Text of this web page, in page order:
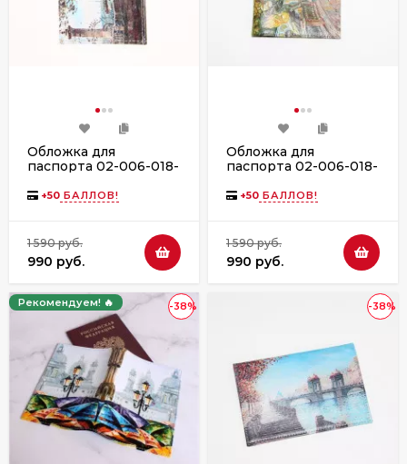
Обложка для
паспорта 02-006-018-
Петропавловку"
+50 БАЛЛОВ!
1 590 руб.
990 руб.
Обложка для
паспорта 02-006-018-
сфинксами"
+50 БАЛЛОВ!
1 590 руб.
990 руб.
-38%
Рекомендуем! 🔥 -38%